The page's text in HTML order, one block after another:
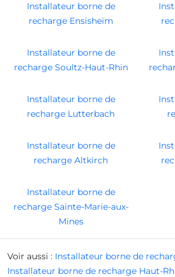
Installateur borne de
recharge Ensisheim
Installateur borne de
recharge Soultz-Haut-Rhin
Installateur borne de
recharge Lutterbach
Installateur borne de
recharge Altkirch
Installateur borne de
recharge Sainte-Marie-aux-
Mines
Voir aussi : Installateur borne de
Installateur borne de recharge Haut-